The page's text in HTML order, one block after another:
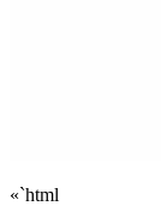
«`html